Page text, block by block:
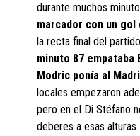
durante muchos
marcador con un gol
la recta final del
minuto 87 empataba
Modric ponía al
locales empezaron
pero en el Di Stéfano
deberes a esas alturas.